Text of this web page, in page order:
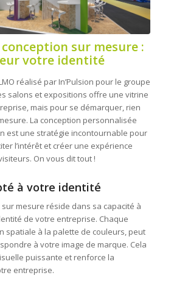
conception sur mesure :
votre identité
réalisé par In’Pulsion pour le groupe
salons et expositions offre une vitrine
mais pour se démarquer, rien
La conception personnalisée
est une stratégie incontournable pour
l’intérêt et créer une expérience
On vous dit tout !
à votre identité
sur mesure réside dans sa capacité à
de votre entreprise. Chaque
spatiale à la palette de couleurs, peut
à votre image de marque. Cela
puissante et renforce la
entreprise.